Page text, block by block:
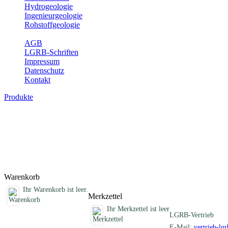
Hydrogeologie
Ingenieurgeologie
Rohstoffgeologie
AGB
LGRB-Schriften
Impressum
Datenschutz
Kontakt
Produkte
Warenkorb
Ihr Warenkorb ist leer.
Merkzettel
Ihr Merkzettel ist leer
LGRB-Vertrieb